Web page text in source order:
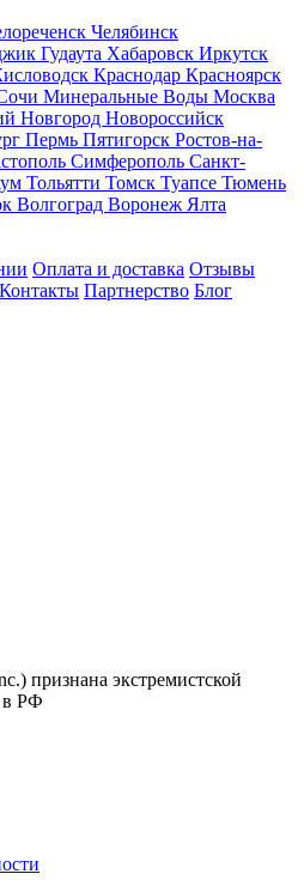
Челябинск
Гудаута Хабаровск Иркутск
Краснодар Красноярск
Минеральные Воды Москва
Новгород Новороссийск
Пермь Пятигорск Ростов-на-
Симферополь Санкт-
Тольятти Томск Туапсе Тюмень
Волгоград Воронеж Ялта
Оплата и доставка Отзывы
Контакты Партнерство Блог
признана экстремистской
в РФ